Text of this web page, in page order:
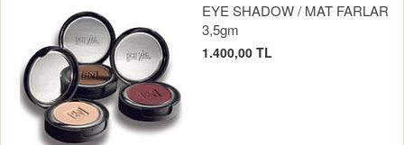
EYE SHADOW / MAT FARLAR
3,5gm
1.400,00 TL